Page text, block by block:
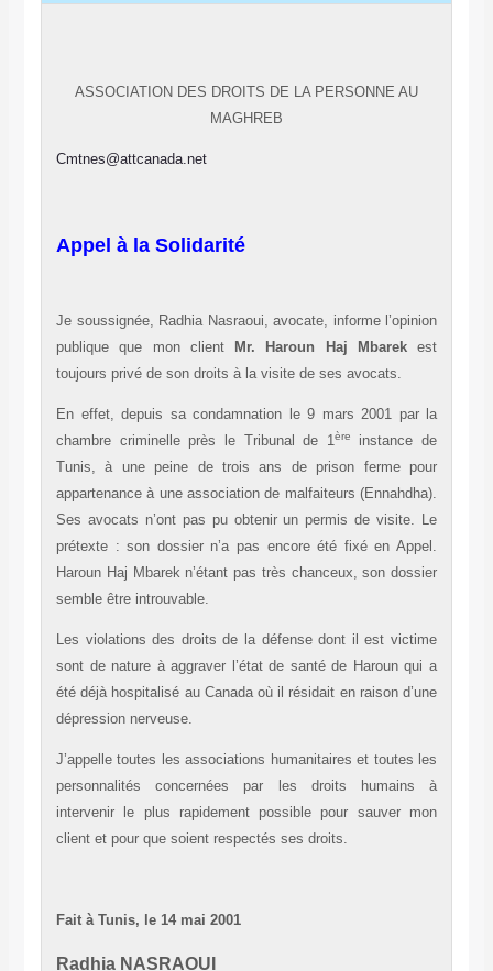
ASSOCIATION DES DROITS DE LA PERSONNE AU
MAGHREB
Cmtnes@attcanada.net
Appel à la Solidarité
Je soussignée, Radhia Nasraoui, avocate, informe l’opinion
publique que mon client
Mr. Haroun Haj Mbarek est
toujours privé de son droits à la visite de ses avocats.
En effet, depuis sa condamnation le 9 mars 2001 par la
chambre criminelle près le Tribunal de 1 ère
instance de
Tunis, à une peine de trois ans de prison ferme pour
appartenance à une association de malfaiteurs (Ennahdha).
Ses avocats n’ont pas pu obtenir un permis de visite. Le
prétexte : son dossier n’a pas encore été fixé en Appel.
Haroun Haj Mbarek n’étant pas très chanceux, son dossier
semble être introuvable.
Les violations des droits de la défense dont il est victime
sont de nature à aggraver l’état de santé de Haroun qui a
été déjà hospitalisé au Canada où il résidait en raison d’une
dépression nerveuse.
J’appelle toutes les associations humanitaires et toutes les
personnalités concernées par les droits humains à
intervenir le plus rapidement possible pour sauver mon
client et pour que soient respectés ses droits.
Fait à Tunis, le 14 mai 2001
Radhia NASRAOUI